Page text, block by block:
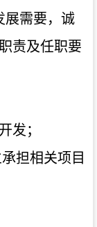
展需要，诚
责及任职要
发；
担相关项目